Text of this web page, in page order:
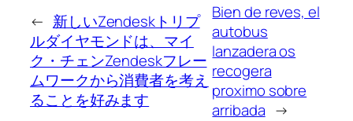
← 新しいZendeskトリプ
ルダイヤモンドは、マイ
ク・チェンZendeskフレー
ムワークから消費者を考え
ることを好みます
Bien de reves, el
autobus
lanzadera os
recogera
proximo sobre
arribada →